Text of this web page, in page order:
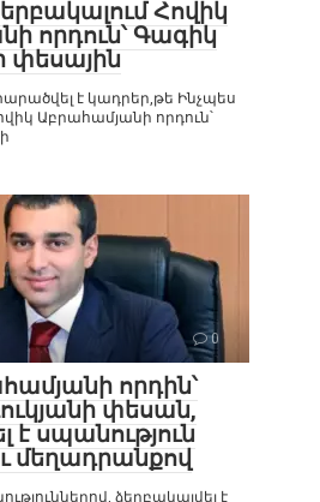
Հովիկ
որդուն՝ Գագիկ
փեսային
է կադրեր,թե Ինչպես
Աբրահամյանի որդուն՝
0
որդին՝
փեսան,
է սպանություն
մեղադրանքով
ձերբակալվել է